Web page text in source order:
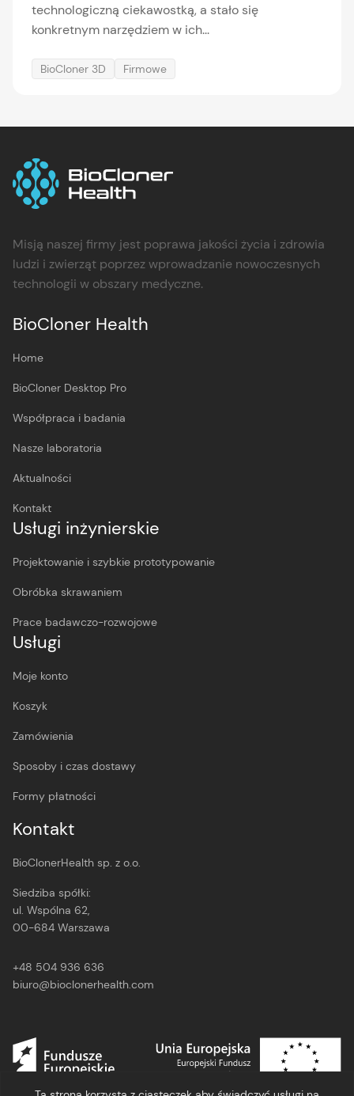
technologiczną ciekawostką, a stało się
konkretnym narzędziem w ich...
BioCloner 3D Firmowe
Misją naszej firmy jest poprawa jakości życia i zdrowia
ludzi i zwierząt poprzez wprowadzanie nowoczesnych
technologii w obszary medyczne.
BioCloner Health
Home
BioCloner Desktop Pro
Współpraca i badania
Nasze laboratoria
Aktualności
Kontakt
Usługi inżynierskie
Projektowanie i szybkie prototypowanie
Obróbka skrawaniem
Prace badawczo-rozwojowe
Usługi
Moje konto
Koszyk
Zamówienia
Sposoby i czas dostawy
Formy płatności
Kontakt
BioClonerHealth sp. z o.o.
Siedziba spółki:
ul. Wspólna 62,
00-684 Warszawa
+48 504 936 636
biuro@bioclonerhealth.com